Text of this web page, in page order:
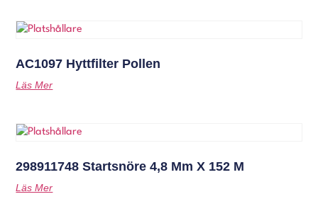
AC1097 Hyttfilter Pollen
Läs Mer
298911748 Startsnöre 4,8 Mm X 152 M
Läs Mer